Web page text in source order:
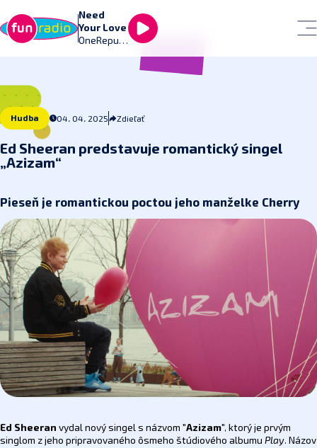
Need
Your Love
OneRepubl
Hudba 04. 04. 2025 Zdieľať
Ed Sheeran predstavuje romantický singel
„Azizam“
Pieseň je romantickou poctou jeho manželke Cherry
Ed Sheeran vydal nový singel s názvom "Azizam", ktorý je prvým
singlom z jeho pripravovaného ôsmeho štúdiového albumu Play. Názov